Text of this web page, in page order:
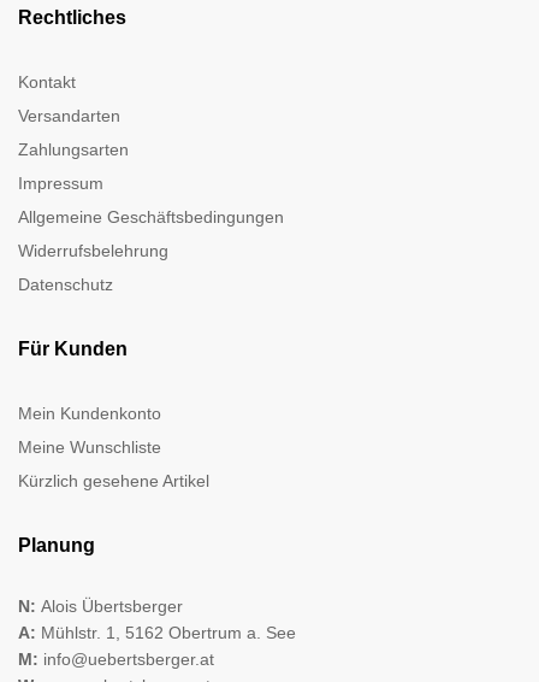
Rechtliches
Kontakt
Versandarten
Zahlungsarten
Impressum
Allgemeine Geschäftsbedingungen
Widerrufsbelehrung
Datenschutz
Für Kunden
Mein Kundenkonto
Meine Wunschliste
Kürzlich gesehene Artikel
Planung
N: Alois Übertsberger
A: Mühlstr. 1, 5162 Obertrum a. See
M: info@uebertsberger.at